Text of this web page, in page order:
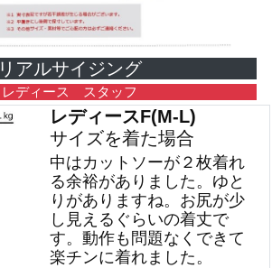
リアルサイジング
レディース スタッフ
レディースF(M-L)
サイズを着た場合
中はカットソーが２枚着れ
る余裕がありました。ゆと
りがありますね。お尻が少
し見えるぐらいの着丈で
す。動作も問題なくできて
楽チンに着れました。